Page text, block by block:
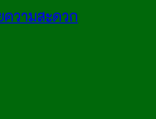
วามสะดวก